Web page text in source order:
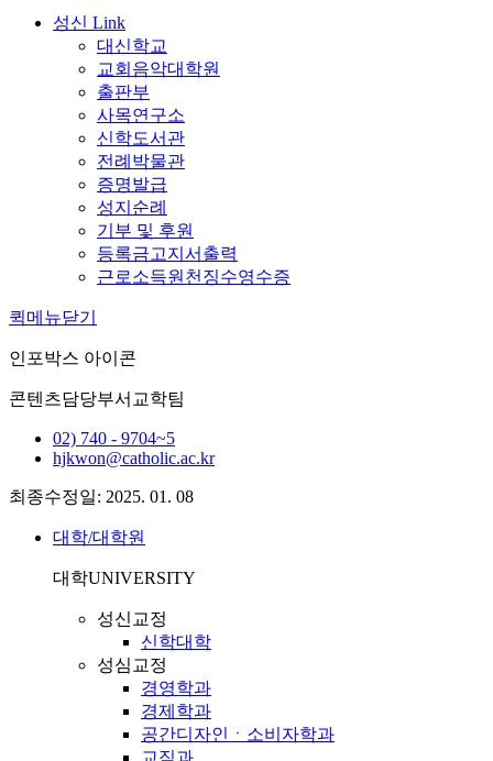
성신 Link
대신학교
교회음악대학원
출판부
사목연구소
신학도서관
전례박물관
증명발급
성지순례
기부 및 후원
등록금고지서출력
근로소득원천징수영수증
퀵메뉴닫기
인포박스 아이콘
콘텐츠담당부서 교학팀
02) 740 - 9704~5
hjkwon@catholic.ac.kr
최종수정일: 2025. 01. 08
대학/대학원
대학UNIVERSITY
성신교정
신학대학
성심교정
경영학과
경제학과
공간디자인ㆍ소비자학과